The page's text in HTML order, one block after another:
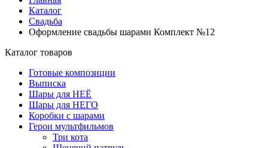
Каталог
Свадьба
Оформление свадьбы шарами Комплект №12
Каталог товаров
Готовые композиции
Выписка
Шары для НЕЁ
Шары для НЕГО
Коробки с шарами
Герои мультфильмов
Три кота